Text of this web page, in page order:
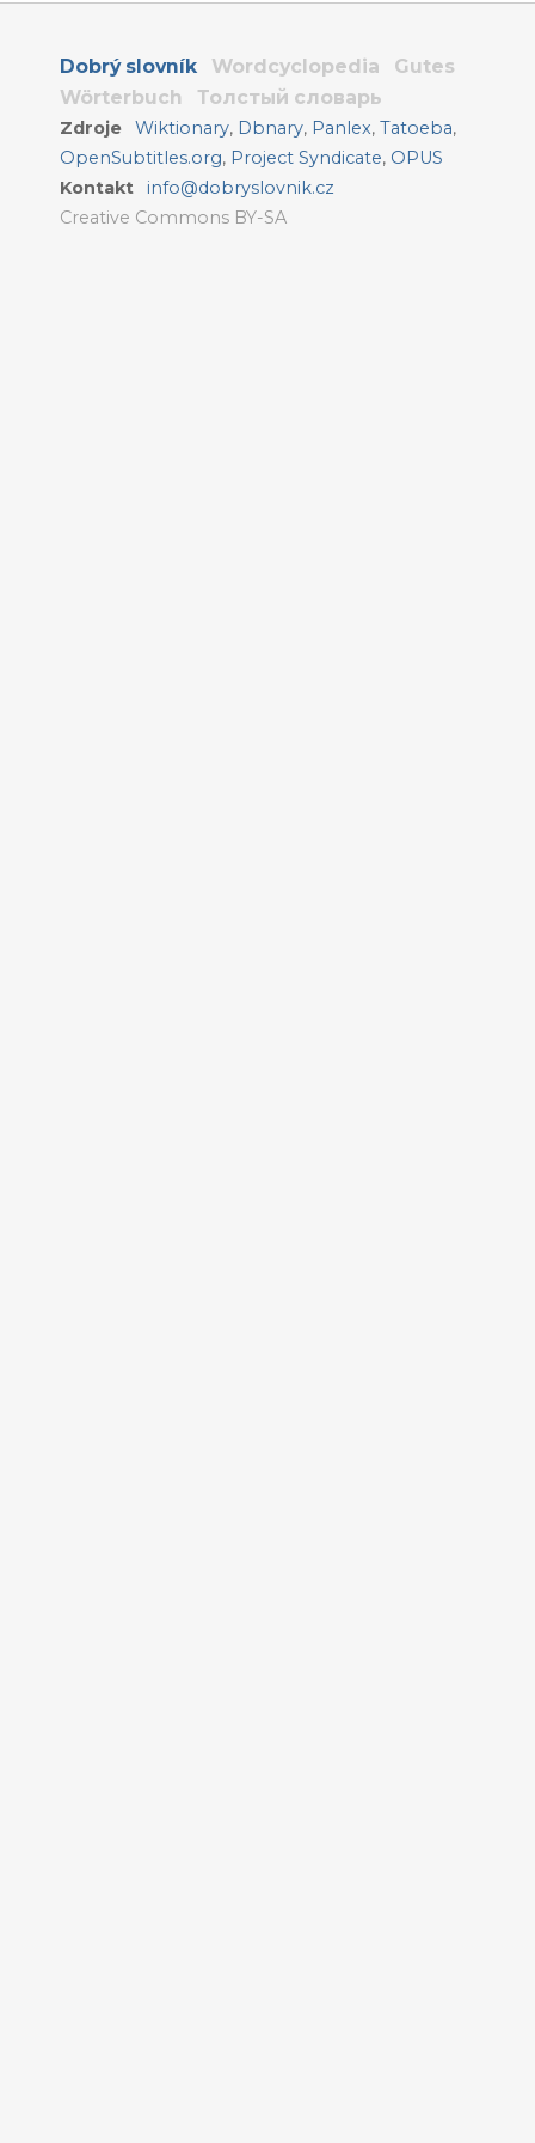
Dobrý slovník Wordcyclopedia
Gutes
Wörterbuch
Толстый словарь
Zdroje Wiktionary, Dbnary, Panlex,Tatoeba,
OpenSubtitles.org, Project Syndicate, OPUS
Kontakt
info@dobryslovnik.cz
Creative Commons BY-SA